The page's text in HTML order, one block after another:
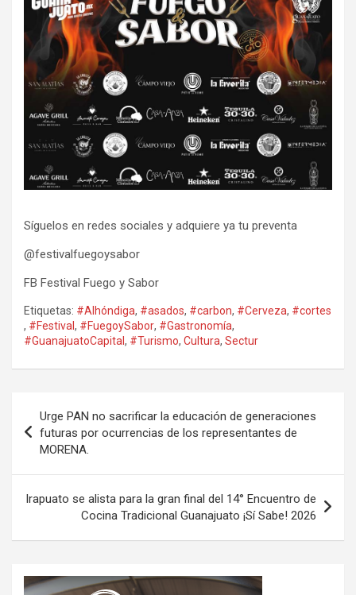
Síguelos en redes sociales y adquiere ya tu preventa
@festivalfuegoysabor
FB Festival Fuego y Sabor
Etiquetas: #Alhóndiga, #asados, #carbon, #Cerveza, #cortes
, #Festival , #FuegoySabor, #Gastronomía,
#GuanajuatoCapital , #Turismo, Cultura, Sectur
de
entradas
Urge PAN no sacrificar la educación de generaciones
futuras por ocurrencias de los representantes de
MORENA.
Irapuato se alista para la gran final del 14° Encuentro de
Cocina Tradicional Guanajuato ¡Sí Sabe! 2026